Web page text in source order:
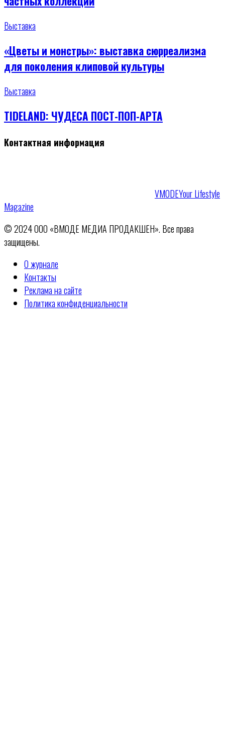
Выставка
«Цветы и монстры»: выставка сюрреализма
для поколения клиповой культуры
Выставка
TIDELAND: ЧУДЕСА ПОСТ-ПОП-АРТА
Контактная информация
VMODEYour Lifestyle
Magazine
© 2024 ООО «ВМОДЕ МЕДИА ПРОДАКШЕН». Все права
защищены.
О журнале
Контакты
Реклама на сайте
Политика конфиденциальности